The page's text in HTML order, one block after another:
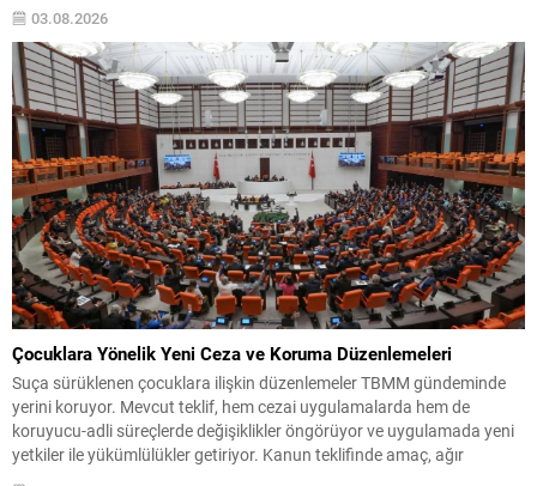
kınandı. Bakanlık, bu eylemlerin Netanyahu hükümetinin Filistin
halkıyla gerçek bir barış iradesine sahip olmadığını...
03.08.2026
Çocuklara Yönelik Yeni Ceza ve Koruma Düzenlemeleri
Suça sürüklenen çocuklara ilişkin düzenlemeler TBMM gündeminde
yerini koruyor. Mevcut teklif, hem cezai uygulamalarda hem de
koruyucu-adli süreçlerde değişiklikler öngörüyor ve uygulamada yeni
yetkiler ile yükümlülükler getiriyor. Kanun teklifinde amaç, ağır
suçlarda cezalandırma seçeneklerini netleştirirken aynı zamanda